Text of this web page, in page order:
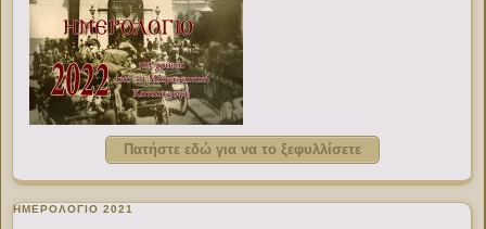
Πατήστε εδώ για να το ξεφυλλίσετε
ΗΜΕΡΟΛΟΓΙΟ 2021